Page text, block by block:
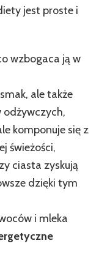
jest proste i
wzbogaca ją w
ale także
odżywczych,
komponuje się z
świeżości,
ciasta zyskują
dzięki tym
i mleka